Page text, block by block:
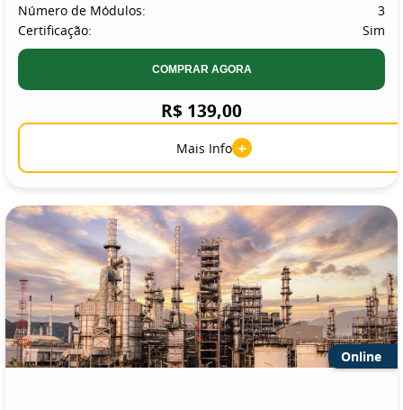
Número de Módulos:
3
Certificação:
Sim
COMPRAR AGORA
R$ 139,00
Mais Info +
Online